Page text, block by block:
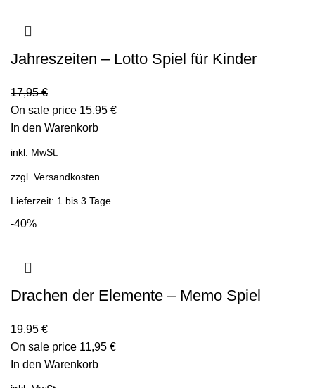
Jahreszeiten – Lotto Spiel für Kinder
17,95€
On sale price 15,95 €
In den Warenkorb
inkl. MwSt.
zzgl. Versandkosten
Lieferzeit: 1 bis 3 Tage
-40%
Drachen der Elemente – Memo Spiel
19,95€
On sale price 11,95 €
In den Warenkorb